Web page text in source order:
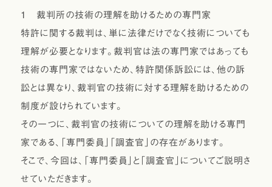
１ 裁判所の技術の理解を助けるための専門家
特許に関する裁判は、単に法律だけでなく技術についても
理解が必要となります。裁判官は法の専門家ではあっても
技術の専門家ではないため、特許関係訴訟には、他の訴
訟とは異なり、裁判官の技術に対する理解を助けるための
制度が設けられています。
その一つに、裁判官の技術についての理解を助ける専門
家である、「専門委員」「調査官」の存在があります。
そこで、今回は、「専門委員」と「調査官」についてご説明さ
せていただきます。